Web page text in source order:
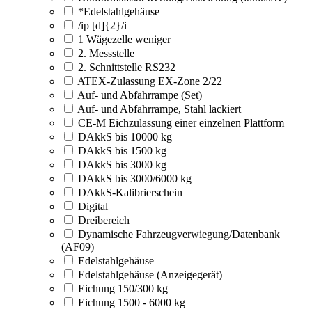
*Edelstahlgehäuse
/ip [d]{2}/i
1 Wägezelle weniger
2. Messstelle
2. Schnittstelle RS232
ATEX-Zulassung EX-Zone 2/22
Auf- und Abfahrrampe (Set)
Auf- und Abfahrrampe, Stahl lackiert
CE-M Eichzulassung einer einzelnen Plattform
DAkkS bis 10000 kg
DAkkS bis 1500 kg
DAkkS bis 3000 kg
DAkkS bis 3000/6000 kg
DAkkS-Kalibrierschein
Digital
Dreibereich
Dynamische Fahrzeugverwiegung/Datenbank
(AF09)
Edelstahlgehäuse
Edelstahlgehäuse (Anzeigegerät)
Eichung 150/300 kg
Eichung 1500 - 6000 kg